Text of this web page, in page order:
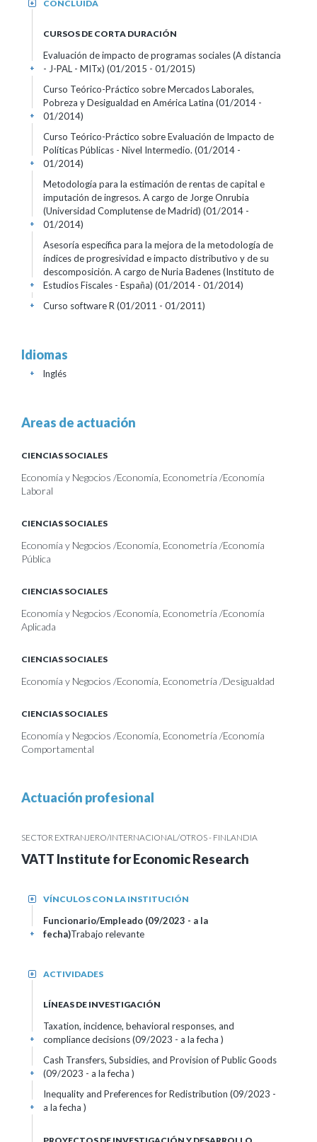
CONCLUIDA
+
CURSOS DE CORTA DURACIÓN
Evaluación de impacto de programas sociales (A distancia
- J-PAL - MITx) (01/2015 - 01/2015)
+
Curso Teórico-Práctico sobre Mercados Laborales,
Pobreza y Desigualdad en América Latina (01/2014 -
01/2014)
+
Curso Teórico-Práctico sobre Evaluación de Impacto de
Políticas Públicas - Nivel Intermedio. (01/2014 -
01/2014)
+
Metodología para la estimación de rentas de capital e
imputación de ingresos. A cargo de Jorge Onrubia
(Universidad Complutense de Madrid) (01/2014 -
01/2014)
+
Asesoría específica para la mejora de la metodología de
índices de progresividad e impacto distributivo y de su
descomposición. A cargo de Nuria Badenes (Instituto de
Estudios Fiscales - España) (01/2014 - 01/2014)
+
Curso software R (01/2011 - 01/2011)
+
Idiomas
Inglés
+
Areas de actuación
CIENCIAS SOCIALES
Economía y Negocios /Economía, Econometría /Economía
Laboral
CIENCIAS SOCIALES
Economía y Negocios /Economía, Econometría /Economía
Pública
CIENCIAS SOCIALES
Economía y Negocios /Economía, Econometría /Economía
Aplicada
CIENCIAS SOCIALES
Economía y Negocios /Economía, Econometría /Desigualdad
CIENCIAS SOCIALES
Economía y Negocios /Economía, Econometría /Economía
Comportamental
Actuación profesional
SECTOR EXTRANJERO/INTERNACIONAL/OTROS - FINLANDIA
VATT Institute for Economic Research
VÍNCULOS CON LA INSTITUCIÓN
+
Funcionario/Empleado (09/2023 - a la
fecha)Trabajo relevante
+
ACTIVIDADES
+
LÍNEAS DE INVESTIGACIÓN
Taxation, incidence, behavioral responses, and
compliance decisions (09/2023 - a la fecha )
+
Cash Transfers, Subsidies, and Provision of Public Goods
(09/2023 - a la fecha )
+
Inequality and Preferences for Redistribution (09/2023 -
a la fecha )
+